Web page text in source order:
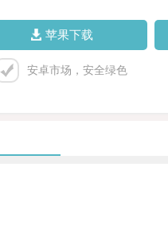
苹果下载
安卓市场，安全绿色